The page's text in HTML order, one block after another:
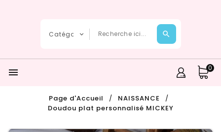
 0
Page d'Accueil
NAISSANCE
Doudou plat personnalisé MICKEY